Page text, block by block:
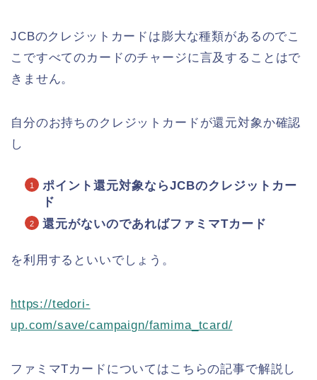
JCBのクレジットカードは膨大な種類があるのでこ
こですべてのカードのチャージに言及することはで
きません。
自分のお持ちのクレジットカードが還元対象か確認
し
ポイント還元対象ならJCBのクレジットカー
ド
還元がないのであればファミマTカード
を利用するといいでしょう。
https://tedori-
up.com/save/campaign/famima_tcard/
ファミマTカードについてはこちらの記事で解説し